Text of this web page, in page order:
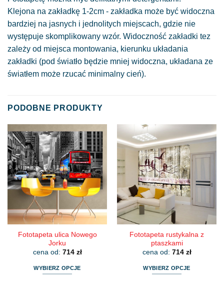
Klejona na zakładkę 1-2cm - zakładka może być widoczna
bardziej na jasnych i jednolitych miejscach, gdzie nie
występuje skomplikowany wzór. Widoczność zakładki tez
zależy od miejsca montowania, kierunku układania
zakładki (pod światło będzie mniej widoczna, układana ze
światłem może rzucać minimalny cień).
PODOBNE PRODUKTY
Fototapeta ulica Nowego
Jorku
cena od: 714 zł
WYBIERZ OPCJE
Fototapeta rustykalna z
ptaszkami
cena od: 714 zł
WYBIERZ OPCJE